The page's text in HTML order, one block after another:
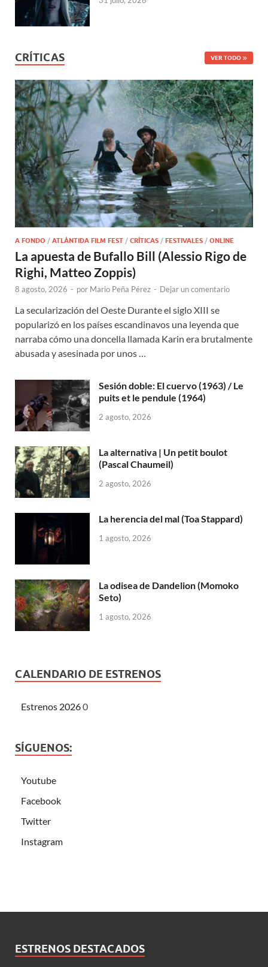
CRÍTICAS VER TODO
A FONDO / ATLÁNTIDA FILM FEST / CRÍTICAS / FESTIVALES / ONLINE
La apuesta de Bufallo Bill (Alessio Rigo de
Righi, Matteo Zoppis)
8 agosto, 2026 - por Mario Peña Pérez - Dejar un comentario
La secularización del Oeste Durante el siglo XIII se
popularizó en los países escandinavos una leyenda que
narraba cómo una doncella llamada Karin era brutalmente
abusada y asesinada por unos …
Sesión doble: El cuervo (1963) / Le
puits et le pendule (1964)
2 agosto, 2026
La alternativa | Un petit boulot
(Pascal Chaumeil)
2 agosto, 2026
La herencia del mal (Toa Stappard)
1 agosto, 2026
La odisea de Dandelion (Momoko
Seto)
1 agosto, 2026
CALENDARIO DE ESTRENOS
Estrenos 20260
SÍGUENOS:
Youtube
Facebook
Twitter
Instagram
ESTRENOS DESTACADOS